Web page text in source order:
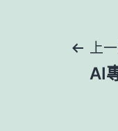
文
上
AI